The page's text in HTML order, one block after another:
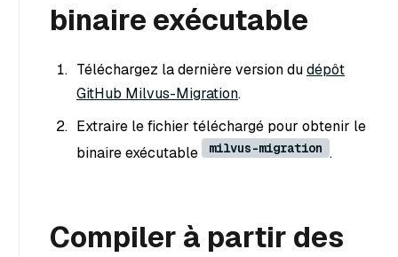
binaire exécutable
Téléchargez la dernière version dudépôt
GitHub Milvus-Migration.
Extraire le fichier téléchargé pour obtenir le
binaire exécutable
milvus-migration .
Compiler à partir des